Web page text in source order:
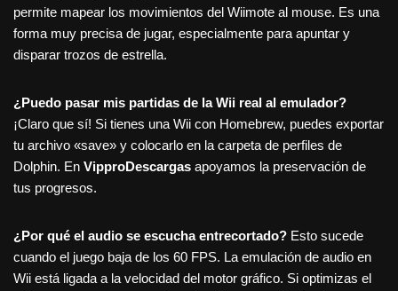
permite mapear los movimientos del Wiimote al mouse. Es una
forma muy precisa de jugar, especialmente para apuntar y
disparar trozos de estrella.
¿Puedo pasar mis partidas de la Wii real al emulador?
¡Claro que sí! Si tienes una Wii con Homebrew, puedes exportar
tu archivo «save» y colocarlo en la carpeta de perfiles de
Dolphin. En VipproDescargas apoyamos la preservación de
tus progresos.
¿Por qué el audio se escucha entrecortado? Esto sucede
cuando el juego baja de los 60 FPS. La emulación de audio en
Wii está ligada a la velocidad del motor gráfico. Si optimizas el